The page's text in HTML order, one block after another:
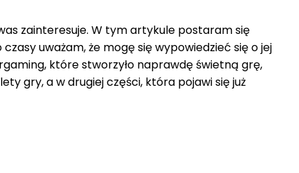
zainteresuje. W tym artykule postaram się
uważam, że mogę się wypowiedzieć się o jej
które stworzyło naprawdę świetną grę,
gry, a w drugiej części, która pojawi się już